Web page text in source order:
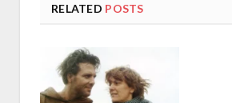
RELATED POSTS